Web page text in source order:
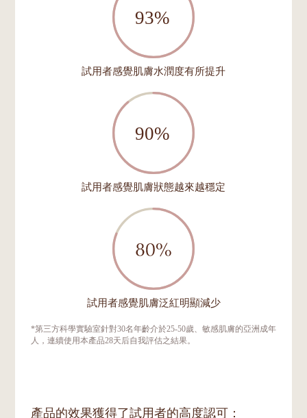
試用者感覺肌膚水潤度有所提升
試用者感覺肌膚狀態越來越穩定
試用者感覺肌膚泛紅明顯減少
*第三方科學實驗室針對30名年齡介於25-50歲、敏感肌膚的亞洲成年
人，連續使用本產品28天后自我評估之結果。
產品的效果獲得了試用者的高度認可：